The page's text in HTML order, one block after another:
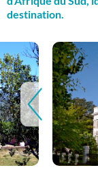
destination.